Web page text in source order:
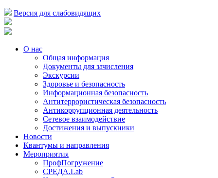
Версия для слабовидящих
О нас
Общая информация
Документы для зачисления
Экскурсии
Здоровье и безопасность
Информационная безопасность
Антитеррористическая безопасность
Антикоррупционная деятельность
Сетевое взаимодействие
Достижения и выпускники
Новости
Квантумы и направления
Мероприятия
ПрофПогружение
СРЕДА.Lab